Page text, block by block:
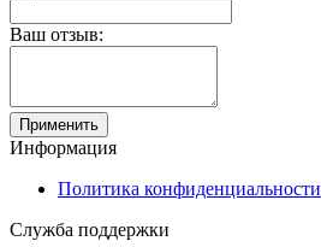
Ваш отзыв:
Применить
Информация
Политика конфиденциальности
Служба поддержки